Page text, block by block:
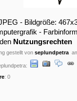
- Bildgröße:
-
Nutzungsrechten
gestellt von seplundpetra
: 0